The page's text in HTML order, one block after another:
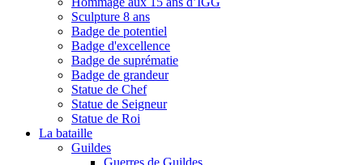
Sculpture 8 ans
Badge de potentiel
Badge d'excellence
Badge de suprématie
Badge de grandeur
Statue de Chef
Statue de Seigneur
Statue de Roi
La bataille
Guildes